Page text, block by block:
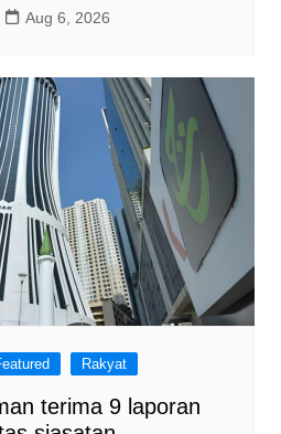
Aug 6, 2026
Rakyat
terima 9 laporan